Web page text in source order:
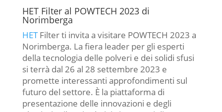
HET Filter al POWTECH 2023 di
Norimberga
HETFilter ti invita a visitare POWTECH 2023 a
Norimberga. La fiera leader per gli esperti
della tecnologia delle polveri e dei solidi sfusi
si terrà dal 26 al 28 settembre 2023 e
promette interessanti approfondimenti sul
futuro del settore. È la piattaforma di
presentazione delle innovazioni e degli